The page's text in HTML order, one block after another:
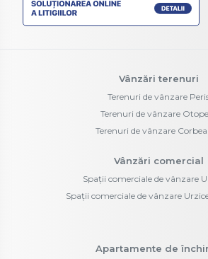
Vânzări terenuri
Terenuri de vânzare
Terenuri de vânzare
Terenuri de vânzare
Vânzări comercial
Spații comerciale de vânzare
Spații comerciale de vânzare
Apartamente de